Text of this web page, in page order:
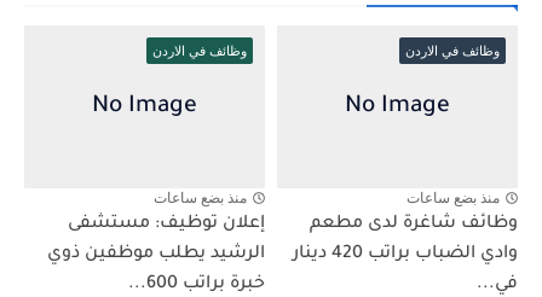
وظائف في الاردن
منذ بضع ساعات
وظائف شاغرة لدى مطعم
وادي الضباب براتب 420 دينار
في...
وظائف في الاردن
منذ بضع ساعات
إعلان توظيف: مستشفى
الرشيد يطلب موظفين ذوي
خبرة براتب 600...